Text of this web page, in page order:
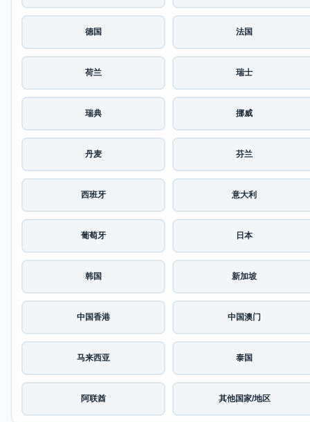
德国 法国
荷兰 瑞士
瑞典 挪威
丹麦 芬兰
西班牙 意大利
葡萄牙 日本
韩国 新加坡
中国香港 中国澳门
马来西亚 泰国
阿联酋 其他国家/地区